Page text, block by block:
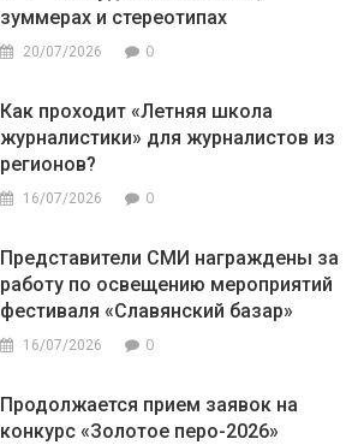
зуммерах и стереотипах
20/07/2026 0
Как проходит «Летняя школа
журналистики» для журналистов из
регионов?
16/07/2026 0
Представители СМИ награждены за
работу по освещению мероприятий
фестиваля «Славянский базар»
16/07/2026 0
Продолжается прием заявок на
конкурс «Золотое перо-2026»